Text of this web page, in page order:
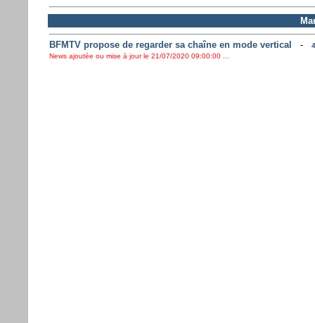
BFMTV propose de regarder sa chaîne en mode vertical -
News ajoutée ou mise à jour le 21/07/2020 09:00:00 ...